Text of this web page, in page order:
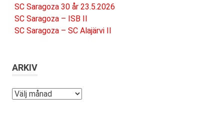
SC Saragoza 30 år 23.5.2026
SC Saragoza – ISB II
SC Saragoza – SC Alajärvi II
ARKIV
Arkiv